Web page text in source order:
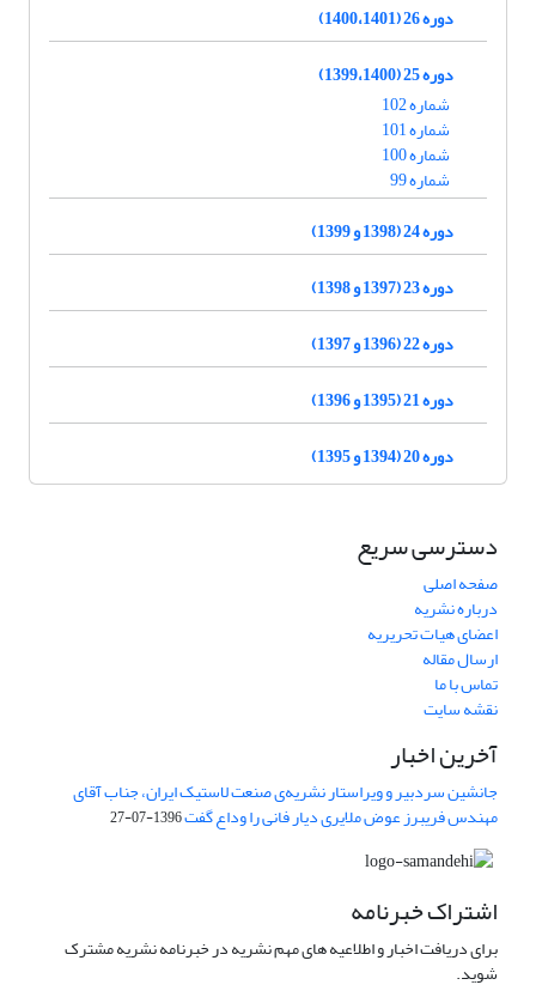
دوره 26 (1400،1401)
دوره 25 (1399،1400)
شماره 102
شماره 101
شماره 100
شماره 99
دوره 24 (1398 و 1399)
دوره 23 (1397 و 1398)
دوره 22 (1396 و 1397)
دوره 21 (1395 و 1396)
دوره 20 (1394 و 1395)
دسترسی سریع
صفحه اصلی
درباره نشریه
اعضای هیات تحریریه
ارسال مقاله
تماس با ما
نقشه سایت
آخرین اخبار
جانشین سردبیر و ویراستار نشریه‌ی صنعت لاستیک ایران، جناب آقای
مهندس فریبرز عوض ملایری دیار فانی را وداع گفت1396-07-27
اشتراک خبرنامه
برای دریافت اخبار و اطلاعیه های مهم نشریه در خبرنامه نشریه مشترک
شوید.